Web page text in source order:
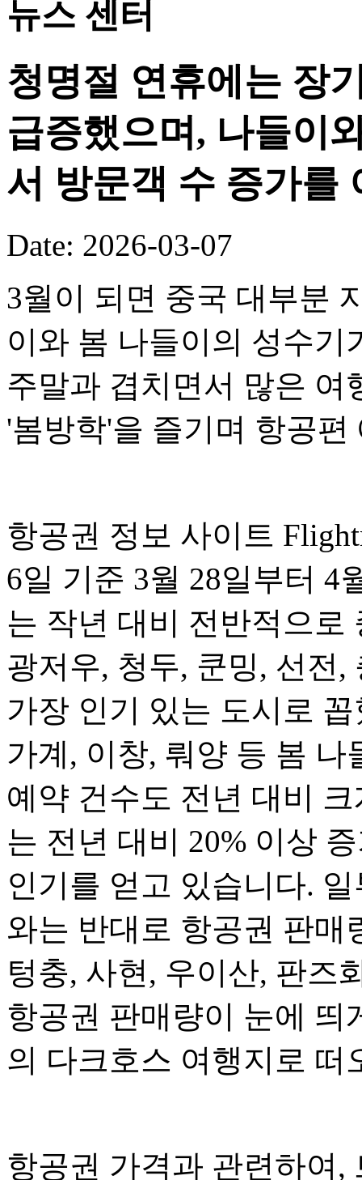
뉴스 센터
청명절 연휴에는 장
급증했으며, 나들이
서 방문객 수 증가를
Date: 2026-03-07
3월이 되면 중국 대부분
이와 봄 나들이의 성수기
주말과 겹치면서 많은 여
'봄방학'을 즐기며 항공
항공권 정보 사이트
6일 기준 3월 28일부터 4
는 작년 대비 전반적으로
광저우, 청두, 쿤밍, 선전
가장 인기 있는 도시로
가계, 이창, 뤄양 등 봄
예약 건수도 전년 대비
는 전년 대비 20% 이상
인기를 얻고 있습니다.
와는 반대로 항공권 판매
텅충, 사현, 우이산, 판즈
항공권 판매량이 눈에 띄
의 다크호스 여행지로 떠
항공권 가격과 관련하여,